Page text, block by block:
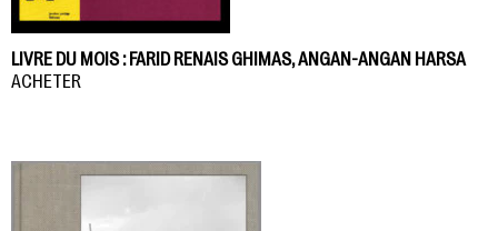
LIVRE DU MOIS : FARID RENAIS GHIMAS, ANGAN-ANGAN HARSA
ACHETER